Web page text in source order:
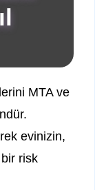
MTA ve
evinizin,
bir risk